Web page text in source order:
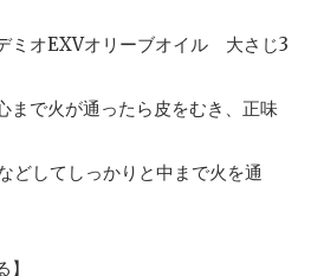
ミオEXVオリーブオイル 大さじ3
まで火が通ったら皮をむき、正味
どしてしっかりと中まで火を通